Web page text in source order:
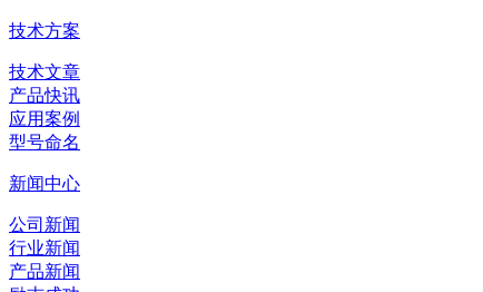
技术方案
技术文章
产品快讯
应用案例
型号命名
新闻中心
公司新闻
行业新闻
产品新闻